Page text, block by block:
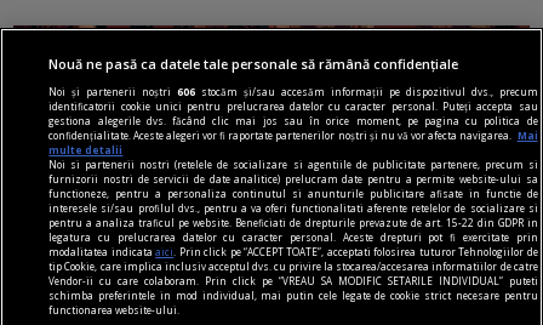
Nouă ne pasă ca datele tale personale să rămână confidențiale
Noi și partenerii noștri606 stocăm și/sau accesăm informații pe dispozitivul dvs., precum
identificatorii cookie unici pentru prelucrarea datelor cu caracter personal. Puteți accepta sau
gestiona alegerile dvs. făcând clic mai jos sau în orice moment, pe pagina cu politica de
confidențialitate. Aceste alegeri vor fi raportate partenerilor noștri și nu vă vor afecta navigarea.
Mai
multe detalii
Noi si partenerii nostri (retelele de socializare si agentiile de publicitate partenere, precum si
furnizorii nostri de servicii de date analitice) prelucram date pentru a permite website-ului sa
functioneze, pentru a personaliza continutul si anunturile publicitare afisate in functie de
interesele si/sau profilul dvs., pentru a va oferi functionalitati aferente retelelor de socializare si
pentru a analiza traficul pe website. Beneficiati de drepturile prevazute de art. 15-22 din GDPR in
legatura cu prelucrarea datelor cu caracter personal. Aceste drepturi pot fi exercitate prin
modalitatea indicataaici
. Prin click pe “ACCEPT TOATE”, acceptati folosirea tuturor Tehnologiilor de
tip Cookie, care implica inclusiv acceptul dvs. cu privire la stocarea/accesarea informatiilor de catre
Vendor-ii cu care colaboram. Prin click pe “VREAU SA MODIFIC SETARILE INDIVIDUAL” puteti
schimba preferintele in mod individual, mai putin cele legate de cookie strict necesare pentru
functionarea website-ului.